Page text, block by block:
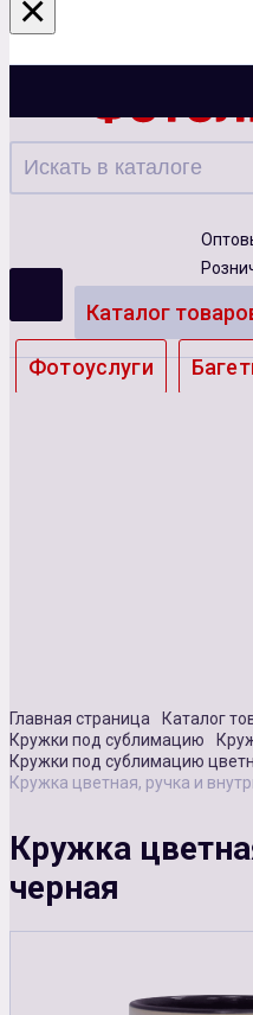
Казань
Каталог
Фотоуслуги
Главная страница Каталог
Кружки под сублимацию
Кружки под сублимацию
Кружка цветная, ручка и
Кружка
черная
×